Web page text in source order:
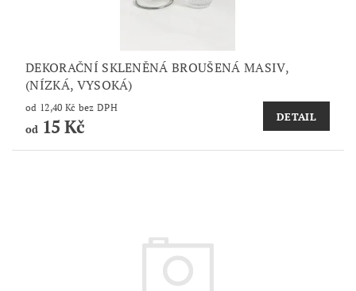
DEKORAČNÍ SKLENĚNÁ BROUŠENÁ MASIV,
(NÍZKÁ, VYSOKÁ)
od 12,40 Kč bez DPH
od15 Kč DETAIL